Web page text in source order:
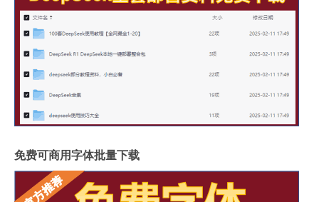
免费可商用字体批量下载